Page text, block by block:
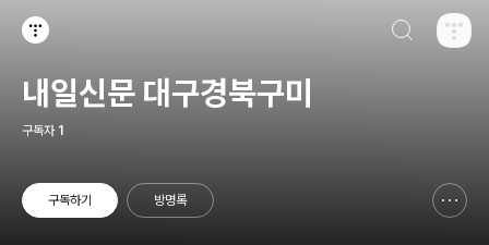
내일신문 대구경북구미
구독자 1
구독하기 방명록